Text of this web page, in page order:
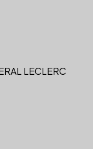
LECLERC